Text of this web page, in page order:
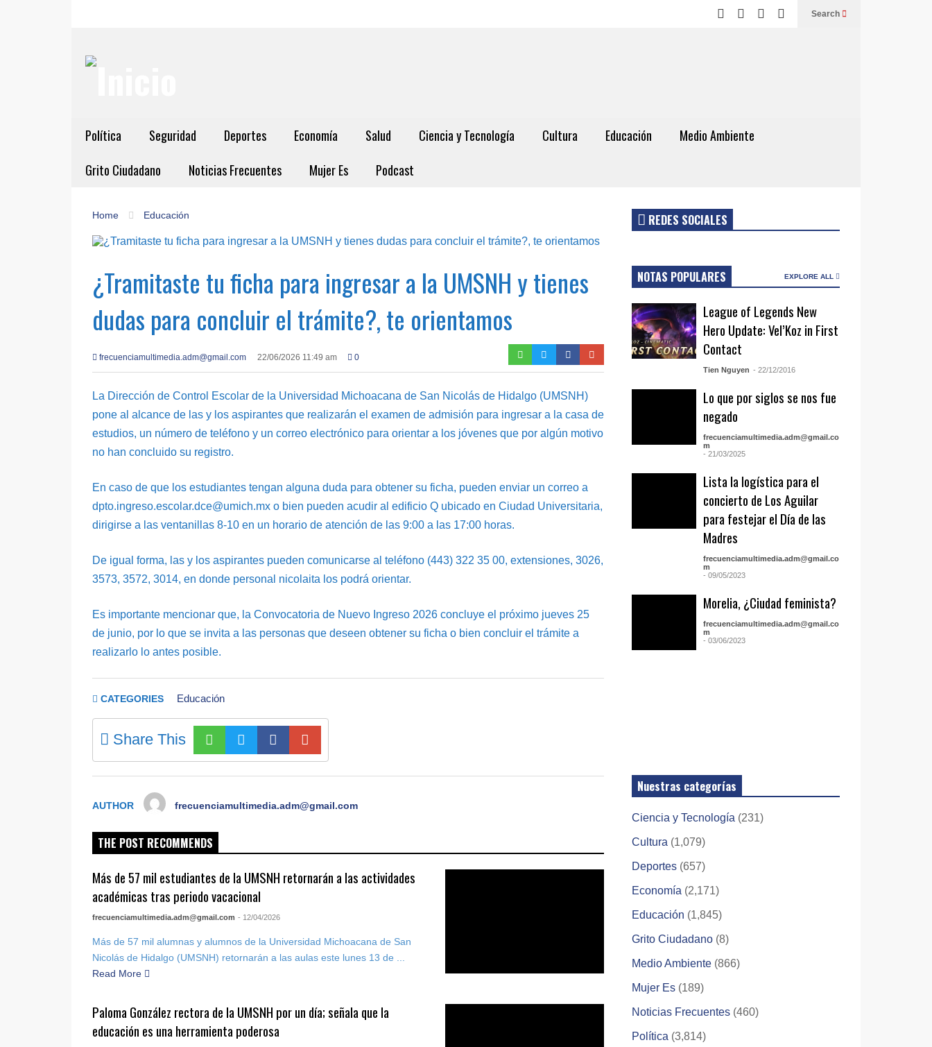
Search
Política Seguridad Deportes Economía Salud Ciencia y Tecnología Cultura Educación
Medio Ambiente
Grito Ciudadano
Noticias Frecuentes Mujer Es Podcast
Home Educación
¿Tramitaste tu ficha para ingresar a la UMSNH y tienes
dudas para concluir el trámite?, te orientamos
frecuenciamultimedia.adm@gmail.com 22/06/2026 11:49 am 0
La Dirección de Control Escolar de la Universidad Michoacana de San Nicolás de Hidalgo (UMSNH)
pone al alcance de las y los aspirantes que realizarán el examen de admisión para ingresar a la casa de
estudios, un número de teléfono y un correo electrónico para orientar a los jóvenes que por algún motivo
no han concluido su registro.
En caso de que los estudiantes tengan alguna duda para obtener su ficha, pueden enviar un correo a
dpto.ingreso.escolar.dce@umich.mx o bien pueden acudir al edificio Q ubicado en Ciudad Universitaria,
dirigirse a las ventanillas 8-10 en un horario de atención de las 9:00 a las 17:00 horas.
De igual forma, las y los aspirantes pueden comunicarse al teléfono (443) 322 35 00, extensiones, 3026,
3573, 3572, 3014, en donde personal nicolaita los podrá orientar.
Es importante mencionar que, la Convocatoria de Nuevo Ingreso 2026 concluye el próximo jueves 25
de junio, por lo que se invita a las personas que deseen obtener su ficha o bien concluir el trámite a
realizarlo lo antes posible.
CATEGORIES Educación
Share This
AUTHOR frecuenciamultimedia.adm@gmail.com
THE POST RECOMMENDS
Más de 57 mil estudiantes de la UMSNH retornarán a las actividades
académicas tras periodo vacacional
frecuenciamultimedia.adm@gmail.com - 12/04/2026
Más de 57 mil alumnas y alumnos de la Universidad Michoacana de San
Nicolás de Hidalgo (UMSNH) retornarán a las aulas este lunes 13 de ...
Read More
Paloma González rectora de la UMSNH por un día; señala que la
educación es una herramienta poderosa
REDES SOCIALES
NOTAS POPULARES EXPLORE ALL
League of Legends New
Hero Update: Vel’Koz in First
Contact
Tien Nguyen - 22/12/2016
Lo que por siglos se nos fue
negado
frecuenciamultimedia.adm@gmail.co
m
- 21/03/2025
Lista la logística para el
concierto de Los Aguilar
para festejar el Día de las
Madres
frecuenciamultimedia.adm@gmail.co
m
- 09/05/2023
Morelia, ¿Ciudad feminista?
frecuenciamultimedia.adm@gmail.co
m
- 03/06/2023
Nuestras categorías
Ciencia y Tecnología (231)
Cultura (1,079)
Deportes (657)
Economía (2,171)
Educación (1,845)
Grito Ciudadano (8)
Medio Ambiente (866)
Mujer Es (189)
Noticias Frecuentes (460)
Política (3,814)